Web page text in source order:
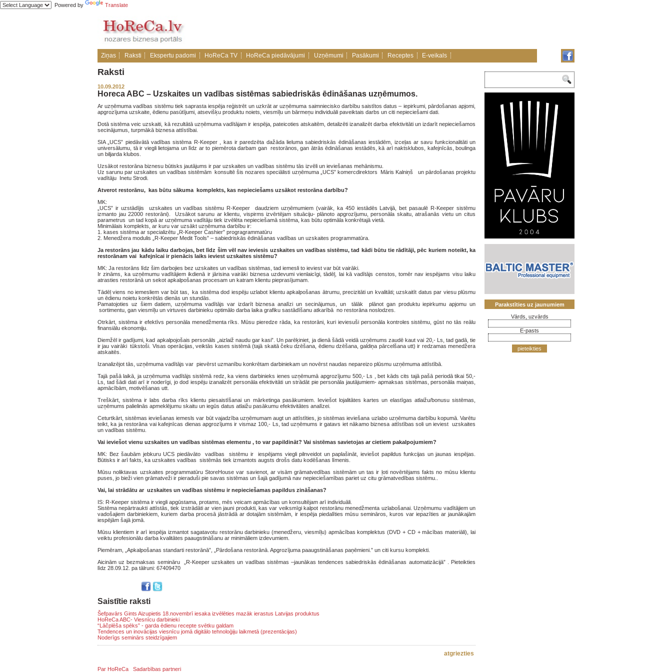
Powered by Translate
Ziņas Raksti Ekspertu padomi HoReCa TV HoReCa piedāvājumi Uzņēmumi Pasākumi Receptes E-veikals
Raksti
10.09.2012
Horeca ABC – Uzskaites un vadības sistēmas sabiedriskās ēdināšanas uzņēmumos.
Ar uzņēmuma vadības sistēmu tiek saprasta iespēja reģistrēt un uzkrāt ar uzņēmuma saimniecisko darbību saistītos datus – iepirkumi, pārdošanas apjomi,
apgrozījuma uzskaite, ēdienu pasūtījumi, atsevišķu produktu noiets, viesmīļu un bārmeņu individuāli paveiktais darbs un citi nepieciešami dati.
Dotā sistēma veic uzskaiti, kā rezultātā uzņēmuma vadītājam ir iespēja, pateicoties atskaitēm, detalizēti izanalizēt darba efektivitāti un izdarīt nepieciešamos
secinājumus, turpmākā biznesa attīstībai.
SIA „UCS” piedāvātā vadības sistēma R-Keeper , kas ir paredzēta dažāda lieluma sabiedriskās ēdināšanas iestādēm, izceļas ar savu funkcionalitāti un
universālumu, tā ir viegli lietojama un līdz ar to piemērota darbam gan restorānos, gan ātrās ēdināšanas iestādēs, kā arī naktsklubos, kafejnīcās, boulinga
un biljarda klubos.
Uzsākot restorāna biznesu būtisks jautājums ir par uzskaites un vadības sistēmu tās izvēli un ieviešanas mehānismu.
Uz sarunu par uzskaites un vadības sistēmām konsultē šis nozares speciālisti uzņēmuma „UCS” komercdirektors Māris Kalniņš un pārdošanas projektu
vadītāju Inetu Strodi.
Atverot restorānu, kas būtu sākuma komplekts, kas nepieciešams uzsākot restorāna darbību?
MK:
„UCS” ir uzstādījis uzskaites un vadības sistēmu R-Keeper daudziem uzņēmumiem (vairāk, ka 450 iestādēs Latvijā, bet pasaulē R-Keeper sistēmu
izmanto jau 22000 restorāni). Uzsākot sarunu ar klientu, vispirms izvērtējam situāciju- plānoto apgrozījumu, personāla skaitu, atrašanās vietu un citus
parametrus un tad kopā ar uzņēmuma vadītāju tiek izvēlēta nepieciešamā sistēma, kas būtu optimāla konkrētajā vietā.
Minimālais komplekts, ar kuru var uzsākt uzņēmuma darbību ir:
1.
kases sistēma ar specializētu „R-Keeper Cashier” progragrammatūru
2. Menedžera modulis „R-Keeper Medit Tools” – sabiedriskās ēdināšanas vadības un uzskaites programmatūra.
Ja restorāns jau kādu laiku darbojas, bet līdz šim vēl nav ieviesis uzskaites un vadības sistēmu, tad kādi būtu tie rādītāji, pēc kuriem noteikt, ka
restorānam vai kafejnīcai ir pienācis laiks ieviest uzskaites sistēmu?
MK: Ja restorāns līdz šim darbojies bez uzskaites un vadības sistēmas, tad iemesli to ieviest var būt vairāki.
Ir zināms, ka uzņēmumu vadītājiem ikdienā ir jārisina vairāki biznesa uzdevumi vienlaicīgi, tādēļ, lai kā vadītājs censtos, tomēr nav iespējams visu laiku
atrasties restorānā un sekot apkalpošanas procesam un katram klientu pieprasījumam.
Tādēļ viens no iemesliem var būt tas, ka sistēma dod iespēju uzlabot klientu apkalpošanas ātrumu, precizitāti un kvalitāti; uzskaitīt datus par viesu plūsmu
un ēdienu noietu konkrētās dienās un stundās.
Pamatojoties uz šiem datiem, uzņēmuma vadītājs var izdarīt biznesa analīzi un secinājumus, un tālāk plānot gan produktu iepirkumu apjomu un
sortimentu, gan viesmīļu un virtuves darbinieku optimālo darba laika grafiku sastādīšanu atkarībā no restorāna noslodzes.
Otrkārt, sistēma ir efektīvs personāla menedžmenta rīks. Mūsu pieredze rāda, ka restorāni, kuri ieviesuši personāla kontroles sistēmu, gūst no tās reālu
finansiālu ekonomiju.
Diemžēl ir gadījumi, kad apkalpojošais personāls „aizlaiž naudu gar kasi”. Un parēķiniet, ja dienā šādā veidā uzņēmums zaudē kaut vai 20,- Ls, tad gadā, tie
ir jau vairāki tūkstoši. Visas operācijas, veiktās kases sistēmā (tajā skaitā čeku dzēšana, ēdienu dzēšana, galdiņa pārcelšana utt) ir redzamas menedžera
atskaitēs.
Izanalizējot tās, uzņēmuma vadītājs var pievērst uzmanību konkrētam darbiniekam un novērst naudas nepareizo plūsmu uzņēmuma attīstībā.
Tajā pašā laikā, ja uzņēmuma vadītājs sistēmā redz, ka viens darbinieks ienes uzņēmumā apgrozījumu 500,- Ls , bet kāds cits tajā pašā periodā tikai 50,-
Ls, tad šādi dati arī ir noderīgi, jo dod iespēju izanalizēt personāla efektivitāti un strādāt pie personāla jautājumiem- apmaksas sistēmas, personāla maiņas,
apmācībām, motivēšanas utt.
Treškārt, sistēma ir labs darba rīks klientu piesaistīšanai un mārketinga pasākumiem. Ieviešot lojalitātes kartes un elastīgas atlaižu/bonusu sistēmas,
uzņēmums palielinās apmeklējumu skaitu un iegūs datus atlaižu pasākumu efektivitātes analīzei.
Ceturtkārt, sistēmas ieviešanas iemesls var būt vajadzība uzņēmumam augt un attīstīties, jo sistēmas ieviešana uzlabo uzņēmuma darbību kopumā. Varētu
teikt, ka ja restorāna vai kafejnīcas dienas apgrozījums ir vismaz 100,- Ls, tad uzņēmums ir gatavs iet nākamo biznesa attīstības soli un ieviest uzskaites
un vadības sistēmu.
Vai ieviešot vienu uzskaites un vadības sistēmas elementu , to var papildināt? Vai sistēmas savietojas ar cietiem pakalpojumiem?
MK: Bez šaubām jebkuru UCS piedāvāto vadības sistēmu ir iespējams viegli pilnveidot un paplašināt, ieviešot papildus funkcijas un jaunas iespējas.
Būtisks ir arī fakts, ka uzskaites vadības sistēmās tiek izmantots augsts drošs datu kodēšanas līmenis.
Mūsu noliktavas uzskaites programmatūru StoreHouse var savienot, ar visām grāmatvedības sistēmām un tas ir ļoti novērtējams fakts no mūsu klientu
puses, jo bieži vien grāmatveži ir pieraduši pie savas sistēmas un šajā gadījumā nav nepieciešamības pariet uz citu grāmatvedības sistēmu..
Vai, lai strādātu ar uzskaites un vadības sistēmu ir nepieciešamas papildus zināšanas?
IS: R-Keeper sistēma ir viegli apgūstama, protams, mēs veicam apmācības un konsultējam arī individuāli.
Sistēma nepārtraukti attīstās, tiek izstrādāti ar vien jauni produkti, kas var veiksmīgi kalpot restorānu menedžmenta uzlabošanai. Uzņēmumu vadītājiem un
vadošajiem darbiniekiem, kuriem darba procesā jāstrādā ar dotajām sistēmām, ir iespēja piedalīties mūsu semināros, kuros var iepazīties ar jaunākajām
iespējām šajā jomā.
Mūsu klientiem ir arī iespēja izmantot sagatavotu restorānu darbinieku (menedžeru, viesmīļu) apmācības komplektus (DVD + CD + mācības materiāli), lai
veiktu profesionālu darba kvalitātes paaugstināšanu ar minimāliem izdevumiem.
Piemēram, „Apkalpošanas standarti restorānā”, „Pārdošana restorānā. Apgrozījuma paaugstināšanas paņēmieni.” un citi kursu komplekti.
Aicinām uz bezmaksas semināru „R-Keeper uzskaites un vadības sistēmas –jaunākas tendences sabiedriskās ēdināšanas automatizācijā” . Pieteikties
līdz 28.09.12. pa tālruni: 67409470
Saistītie raksti
Šefpavārs Gints Aizupietis 18.novembrī iesaka izvēlēties mazāk ierastus Latvijas produktus
HoReCa ABC- Viesnīcu darbinieki
“Lāčplēša spēks” - garda ēdienu recepte svētku galdam
Tendences un inovācijas viesnīcu jomā digitālo tehnoloģiju laikmetā (prezentācijas)
Noderīgs seminārs steidzīgajiem
atgriezties
Parakstīties uz jaunumiem
Vārds, uzvārds
E-pasts
pieteikties
Par HoReCa Sadarbības partneri